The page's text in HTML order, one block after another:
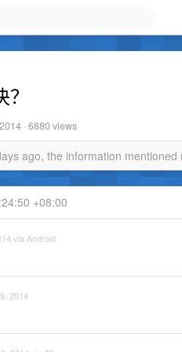
· 6880 views
ago, the information
+08:00
via Android
2014